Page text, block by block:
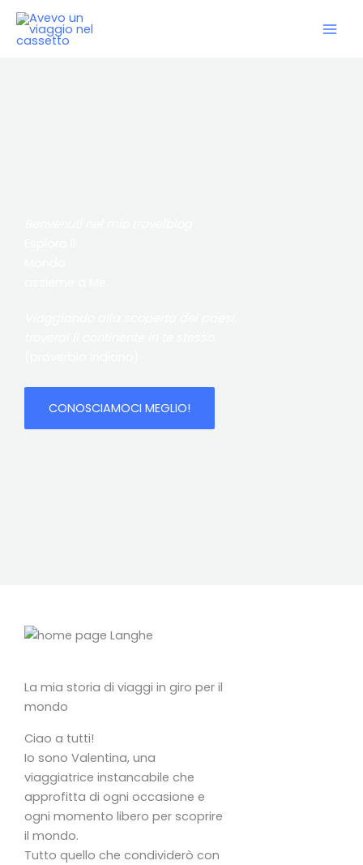
Vai
contenuto
CONOSCIAMOCI MEGLIO!
La mia storia di viaggi in giro per il
mondo
Ciao a tutti!
Io sono Valentina, una
viaggiatrice instancabile che
approfitta di ogni occasione e
ogni momento libero per scoprire
il mondo.
Tutto quello che condividerò con